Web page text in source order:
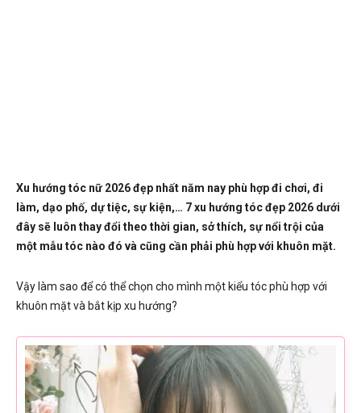
Xu hướng tóc nữ 2026 đẹp nhất năm nay phù hợp đi chơi, đi
làm, dạo phố, dự tiệc, sự kiện,… 7 xu hướng tóc đẹp 2026 dưới
đây sẽ luôn thay đổi theo thời gian, sở thích, sự nổi trội của
một mẫu tóc nào đó và cũng cần phải phù hợp với khuôn mặt.
Vậy làm sao để có thể chọn cho mình một kiểu tóc phù hợp với
khuôn mặt và bắt kịp xu hướng?